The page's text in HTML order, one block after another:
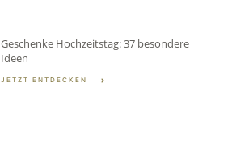
Geschenke Hochzeitstag: 37 besondere
Ideen
JETZT ENTDECKEN